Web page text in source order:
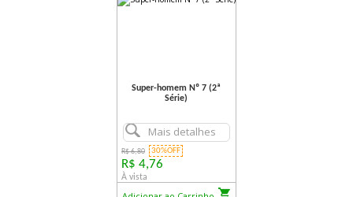
Super-homem Nº 7 (2ª
Série)
Mais detalhes
R$ 6,80 30%OFF
R$ 4,76
À vista